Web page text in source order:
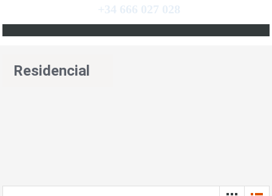
+34 666 027 028
Residencial